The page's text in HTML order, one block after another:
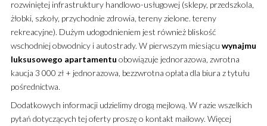
rozwiniętej infrastruktury handlowo-usługowej (sklepy, przedszkola,
żłobki, szkoły, przychodnie zdrowia, tereny zielone. tereny
rekreacyjne). Dużym udogodnieniem jest również bliskość
wschodniej obwodnicy i autostrady. W pierwszym miesiącu wynajmu
luksusowego apartamentu obowiązuje jednorazowa, zwrotna
kaucja 3 000 zł + jednorazowa, bezzwrotna opłata dla biura z tytułu
pośrednictwa.
Dodatkowych informacji udzielimy drogą mejlową. W razie wszelkich
pytań dotyczących tej oferty proszę o kontakt mailowy. Więcej